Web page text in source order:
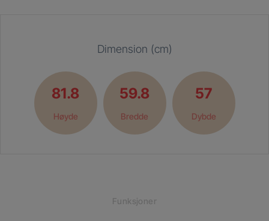
Dimension (cm)
81.8
Høyde
59.8
Bredde
57
Dybde
Funksjoner